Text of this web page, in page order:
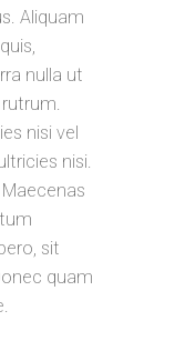
Aliquam
nulla ut
nisi vel
nisi.
sit
quam